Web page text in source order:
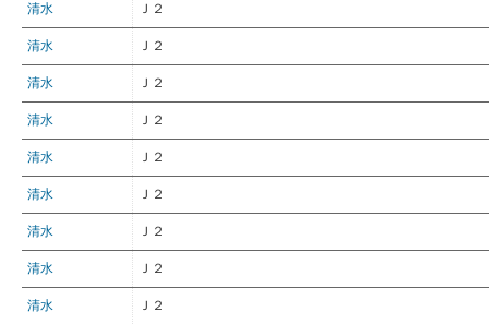
清水 Ｊ２
清水 Ｊ２
清水 Ｊ２
清水 Ｊ２
清水 Ｊ２
清水 Ｊ２
清水 Ｊ２
清水 Ｊ２
清水 Ｊ２